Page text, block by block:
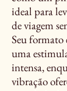
ideal para
de viagem
Seu
uma
intensa,
vibração